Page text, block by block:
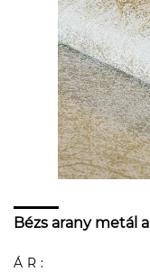
Bézs arany metál
ÁR: